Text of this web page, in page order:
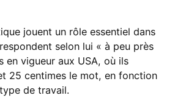
jouent un rôle essentiel dans
selon lui « à peu près
en vigueur aux USA, où ils
25 centimes le mot, en fonction
de travail.